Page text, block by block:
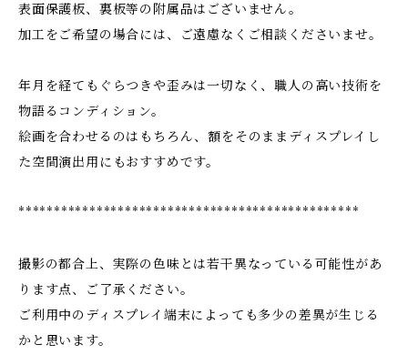
表面保護板、裏板等の附属品はございません。
加工をご希望の場合には、ご遠慮なくご相談くださいませ。
年月を経てもぐらつきや歪みは一切なく、職人の高い技術を
物語るコンディション。
絵画を合わせるのはもちろん、額をそのままディスプレイし
た空間演出用にもおすすめです。
************************************************
撮影の都合上、実際の色味とは若干異なっている可能性があ
ります点、ご了承ください。
ご利用中のディスプレイ端末によっても多少の差異が生じる
かと思います。